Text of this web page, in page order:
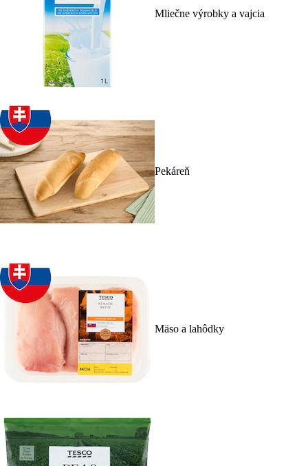
Mliečne výrobky a vajcia
Pekáreň
Mäso a lahôdky